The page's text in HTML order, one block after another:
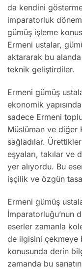
da kendini
imparatorluk
gümüş işleme
Ermeni ustalar,
aktararak bu
teknik geliştirdiler.
Ermeni gümüş
ekonomik
sadece Ermeni
Müslüman ve diğer
sağladılar.
eşyaları, takılar
yer alıyordu. Bu
işçilik ve özgün
Ermeni gümüş
İmparatorluğu’nun
eserler zamanla
de ilgisini çekmeye
konusunda derin
zamanda bu